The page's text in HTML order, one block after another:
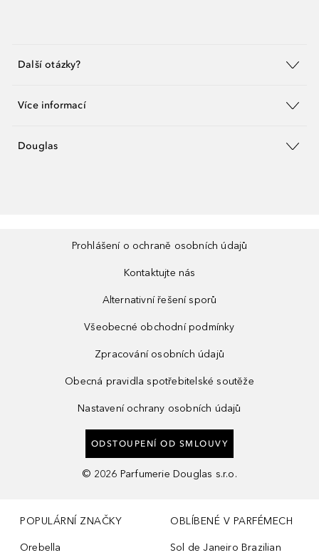
Další otázky?
Více informací
Douglas
Prohlášení o ochraně osobních údajů
Kontaktujte nás
Alternativní řešení sporů
Všeobecné obchodní podmínky
Zpracování osobních údajů
Obecná pravidla spotřebitelské soutěže
Nastavení ochrany osobních údajů
ODSTOUPENÍ OD SMLOUVY
© 2026 Parfumerie Douglas s.r.o.
POPULÁRNÍ ZNAČKY
Orebella
OBLÍBENÉ V PARFÉMECH
Sol de Janeiro Brazilian